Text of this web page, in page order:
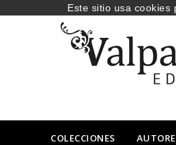
COLECCIONES
Este sitio usa cookies